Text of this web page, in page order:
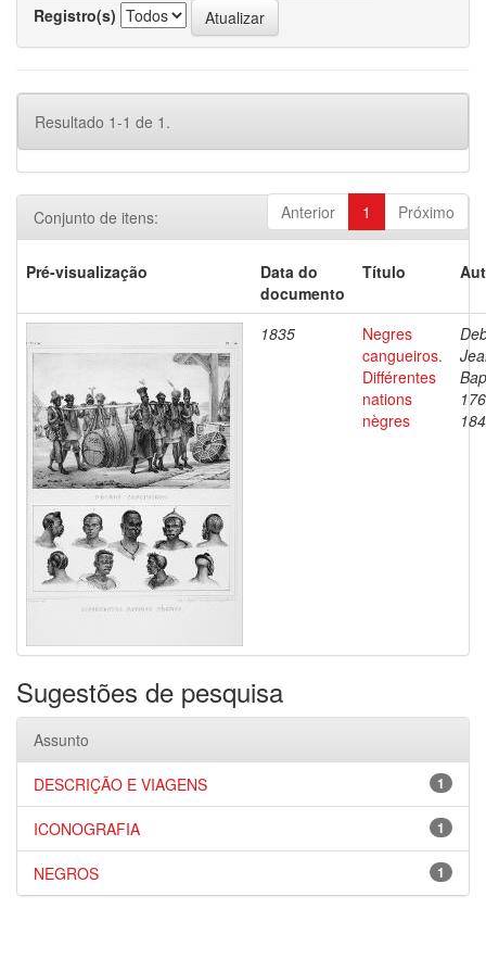
Registro(s)
Resultado 1-1 de 1.
Anterior 1 Próximo
Conjunto de itens:
Pré-visualização
Data do
documento
Título
1835
Negres
cangueiros.
Différentes
nations
nègres
Sugestões de pesquisa
Assunto
1
DESCRIÇÃO E VIAGENS
1
ICONOGRAFIA
1
NEGROS